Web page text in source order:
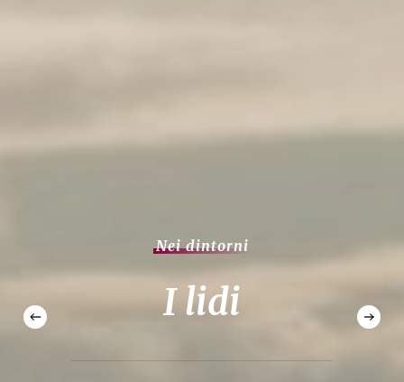
Nei dintorni
I lidi